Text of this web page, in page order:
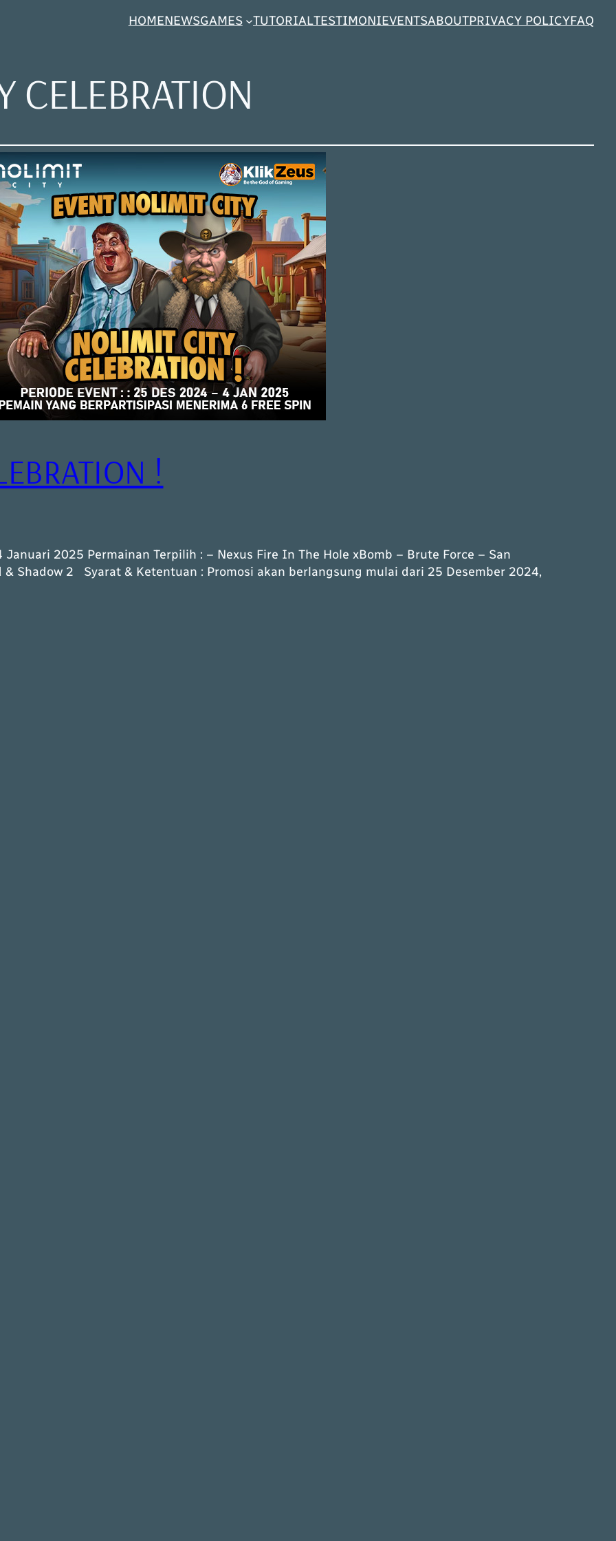
HOMENEWSGAMES TUTORIALTESTIMONIEVENTSABOUTPRIVACY POLICYFAQ
CELEBRATION
!
2025 Permainan Terpilih : – Nexus Fire In The Hole xBomb – Brute Force – San
& Shadow 2 Syarat & Ketentuan : Promosi akan berlangsung mulai dari 25 Desember 2024,